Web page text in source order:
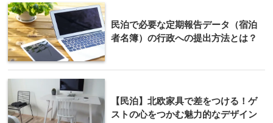
民泊で必要な定期報告データ（宿泊
者名簿）の行政への提出方法とは？
【民泊】北欧家具で差をつける！ゲ
ストの心をつかむ魅力的なデザイン